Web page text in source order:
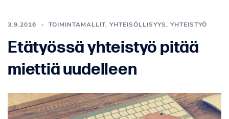
3.9.2016 TOIMINTAMALLIT, YHTEISÖLLISYYS, YHTEISTYÖ
Etätyössä yhteistyö pitää
miettiä uudelleen